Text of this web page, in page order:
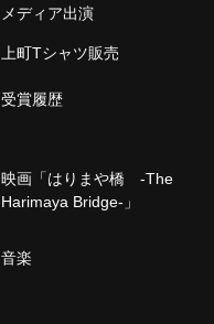
メディア出演
上町Tシャツ販売
受賞履歴
映画「はりまや橋 -The
Harimaya Bridge-」
音楽